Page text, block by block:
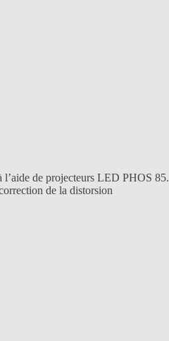
l’aide de projecteurs LED PHOS 85.
de la distorsion